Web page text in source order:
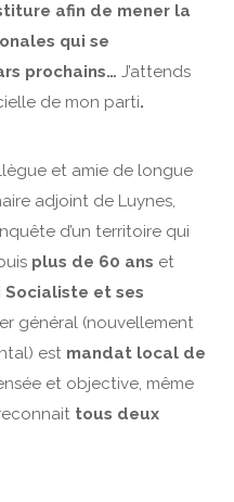
afin de mener la
qui se
prochains… J’attends
de mon parti.
et amie de longue
adjoint de Luynes,
d’un territoire qui
plus de 60 ans et
Socialiste et ses
général (nouvellement
est mandat local de
et objective, même
tous deux